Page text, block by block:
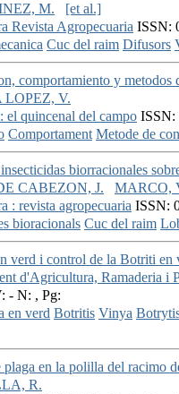
M.
[et al.]
Revista Agropecuaria ISSN:
Cuc del raim Difusors
comportamiento y
LOPEZ, V.
el quincenal del campo ISSN:
Comportament Metode de
biorracionales
CABEZON, J.
MARCO,
: revista agropecuaria ISSN:
bioracionals Cuc del raim
verd i control de la Botriti en
d'Agricultura, Ramaderia i
- N: , Pg:
en verd Botritis Vinya
plaga en la polilla del racimo
R.